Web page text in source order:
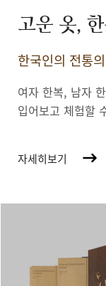
고운 옷,
한국인의 전통
여자 한복, 남자
입어보고 체험할
자세히보기